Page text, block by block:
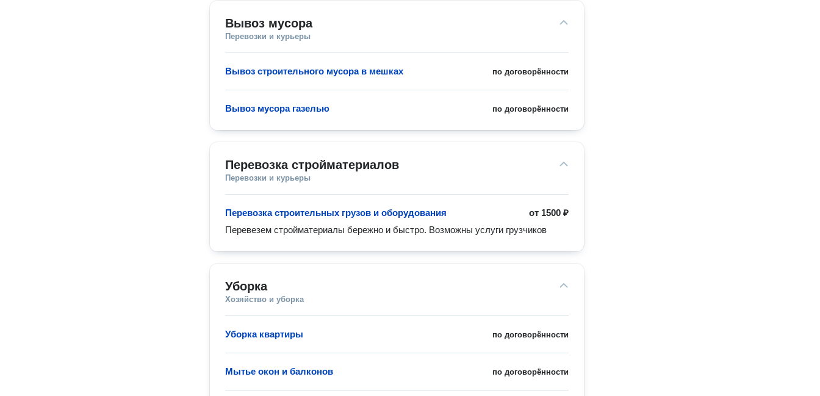
Вывоз мусора
Перевозки и курьеры
по договорённости
Вывоз строительного мусора в мешках
по договорённости
Вывоз мусора газелью
Перевозка стройматериалов
Перевозки и курьеры
от 1500 ₽
Перевозка строительных грузов и оборудования
Перевезем стройматериалы бережно и быстро. Возможны услуги грузчиков
Уборка
Хозяйство и уборка
по договорённости
Уборка квартиры
по договорённости
Мытье окон и балконов